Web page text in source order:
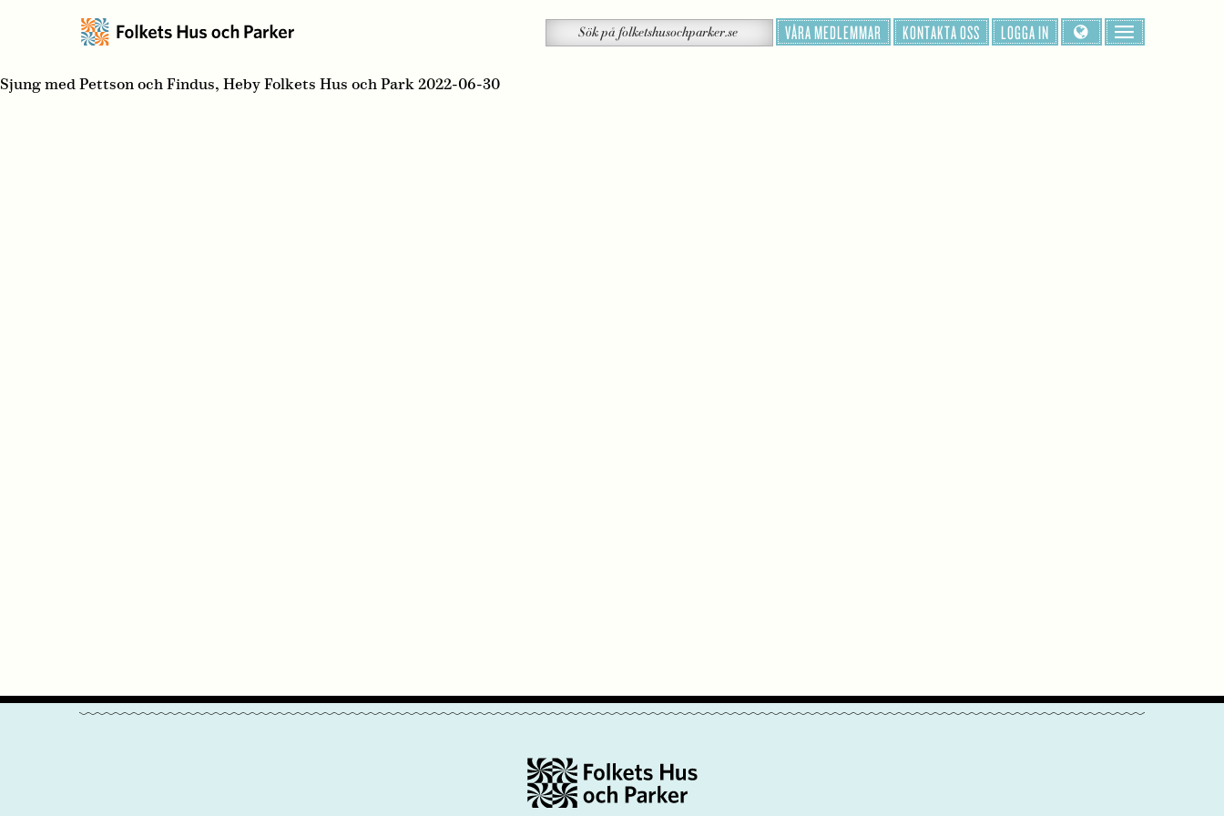
på
Sök VÅRA MEDLEMMAR KONTAKTA OSS LOGGA IN
Sjung med Pettson och Findus, Heby Folkets Hus och Park 2022-06-30